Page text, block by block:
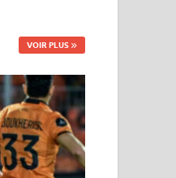
VOIR PLUS